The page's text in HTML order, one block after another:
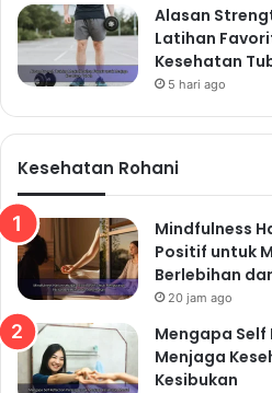
Alasan
Latihan
Kesehatan
5 hari ago
Kesehatan Rohani
Mindfulness
Positif untuk
Berlebihan
20 jam ago
Mengapa
Menjaga
Kesibukan